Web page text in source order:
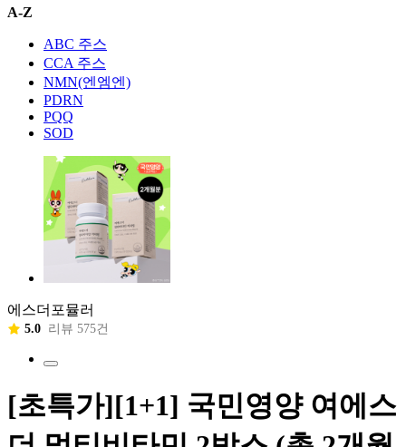
A-Z
ABC 주스
CCA 주스
NMN(엔엠엔)
PDRN
PQQ
SOD
에스더포뮬러
5.0 리뷰 575건
[초특가][1+1] 국민영양 여에스